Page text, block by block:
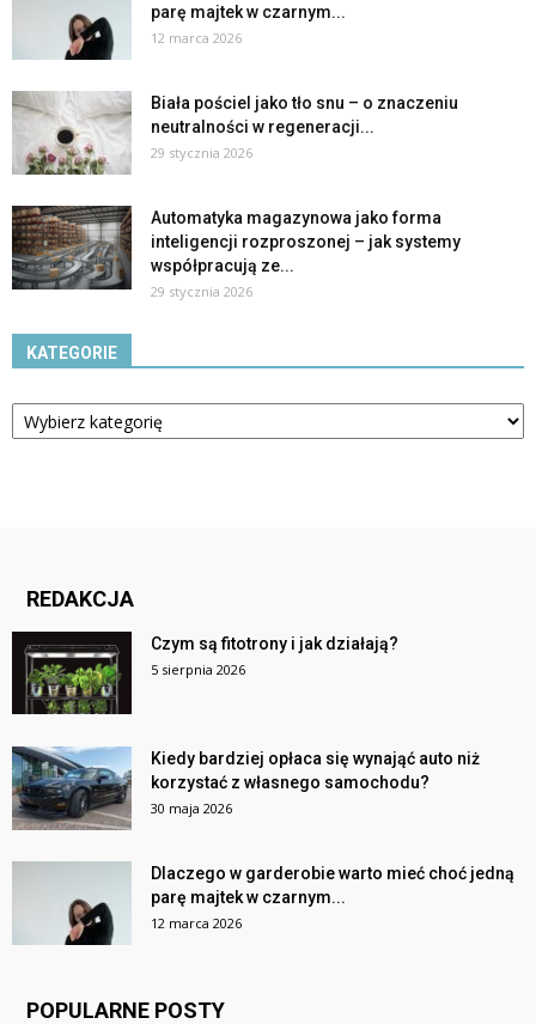
parę majtek w czarnym...
12 marca 2026
Biała pościel jako tło snu – o znaczeniu
neutralności w regeneracji...
29 stycznia 2026
Automatyka magazynowa jako forma
inteligencji rozproszonej – jak systemy
współpracują ze...
29 stycznia 2026
KATEGORIE
Kategorie
REDAKCJA
Czym są fitotrony i jak działają?
5 sierpnia 2026
Kiedy bardziej opłaca się wynająć auto niż
korzystać z własnego samochodu?
30 maja 2026
Dlaczego w garderobie warto mieć choć jedną
parę majtek w czarnym...
12 marca 2026
POPULARNE POSTY